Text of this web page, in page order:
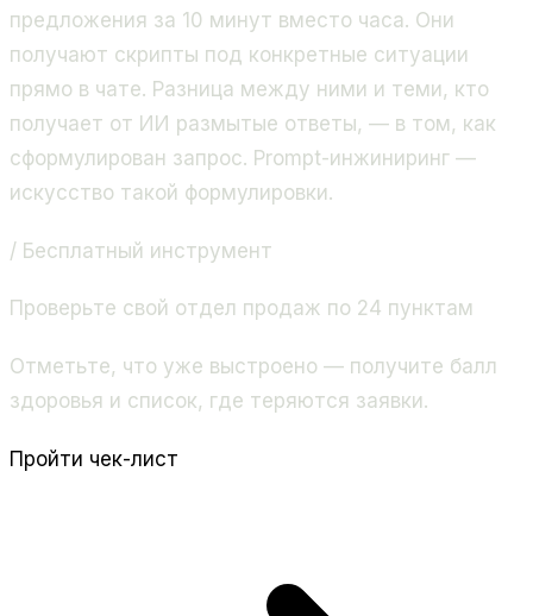
предложения за 10 минут вместо часа. Они
получают скрипты под конкретные ситуации
прямо в чате. Разница между ними и теми, кто
получает от ИИ размытые ответы, — в том, как
сформулирован запрос. Prompt-инжиниринг —
искусство такой формулировки.
/ Бесплатный инструмент
Проверьте свой отдел продаж по 24 пунктам
Отметьте, что уже выстроено — получите балл
здоровья и список, где теряются заявки.
Пройти чек-лист